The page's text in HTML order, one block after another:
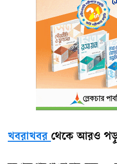
খবরাখবর থেকে আরও